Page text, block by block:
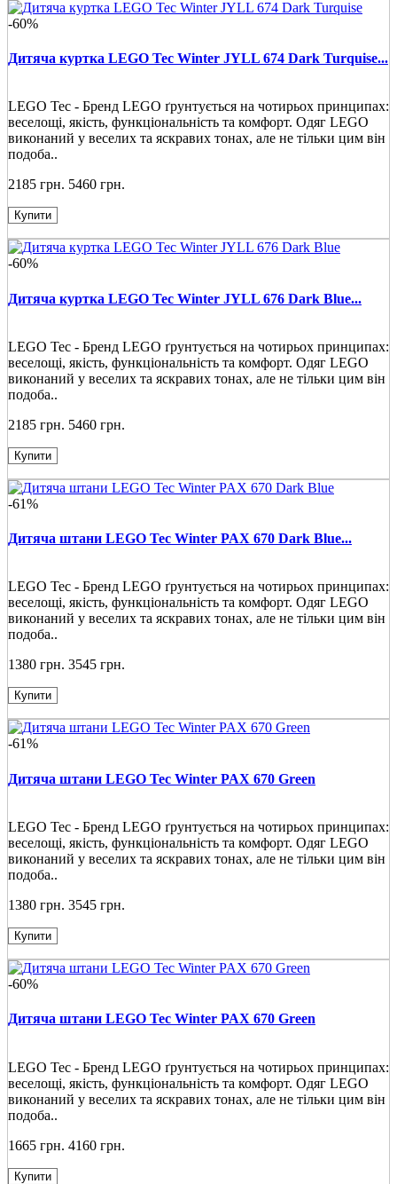
-60%
Дитяча куртка LEGO Tec Winter JYLL 674 Dark Turquise...
LEGO Tec - Бренд LEGO ґрунтується на чотирьох принципах:
веселощі, якість, функціональність та комфорт. Одяг LEGO
виконаний у веселих та яскравих тонах, але не тільки цим він
подоба..
2185 грн. 5460 грн.
Купити
-60%
Дитяча куртка LEGO Tec Winter JYLL 676 Dark Blue...
LEGO Tec - Бренд LEGO ґрунтується на чотирьох принципах:
веселощі, якість, функціональність та комфорт. Одяг LEGO
виконаний у веселих та яскравих тонах, але не тільки цим він
подоба..
2185 грн. 5460 грн.
Купити
-61%
Дитяча штани LEGO Tec Winter PAX 670 Dark Blue...
LEGO Tec - Бренд LEGO ґрунтується на чотирьох принципах:
веселощі, якість, функціональність та комфорт. Одяг LEGO
виконаний у веселих та яскравих тонах, але не тільки цим він
подоба..
1380 грн. 3545 грн.
Купити
-61%
Дитяча штани LEGO Tec Winter PAX 670 Green
LEGO Tec - Бренд LEGO ґрунтується на чотирьох принципах:
веселощі, якість, функціональність та комфорт. Одяг LEGO
виконаний у веселих та яскравих тонах, але не тільки цим він
подоба..
1380 грн. 3545 грн.
Купити
-60%
Дитяча штани LEGO Tec Winter PAX 670 Green
LEGO Tec - Бренд LEGO ґрунтується на чотирьох принципах:
веселощі, якість, функціональність та комфорт. Одяг LEGO
виконаний у веселих та яскравих тонах, але не тільки цим він
подоба..
1665 грн. 4160 грн.
Купити